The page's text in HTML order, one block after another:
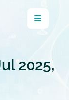
2025,